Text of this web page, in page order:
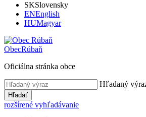
SKSlovensky
ENEnglish
HUMagyar
ObecRúbaň
Oficiálna stránka obce
Hľadaný
Hľadať
rozšírené vyhľadávanie